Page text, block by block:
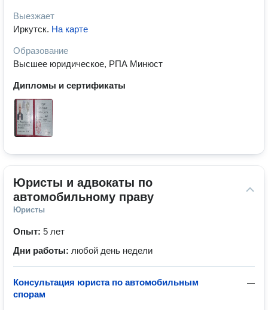
Выезжает
Иркутск. На карте
Образование
Высшее юридическое, РПА Минюст
Дипломы и сертификаты
Юристы и адвокаты по
автомобильному праву
Юристы
Опыт: 5 лет
Дни работы: любой день недели
—
Консультация юриста по автомобильным
спорам